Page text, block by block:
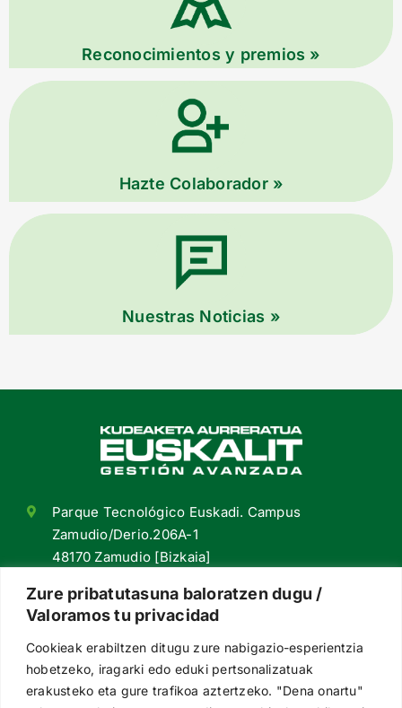
Zure pribatutasuna baloratzen dugu /
Valoramos tu privacidad
Cookieak erabiltzen ditugu zure nabigazio-esperientzia
hobetzeko, iragarki edo eduki pertsonalizatuak
erakusteko eta gure trafikoa aztertzeko. "Dena onartu"
Reconocimientos y premios »
Hazte Colaborador »
Nuestras Noticias »
Parque Tecnológico Euskadi. Campus
Zamudio/Derio.206A-1
48170 Zamudio [Bizkaia]
+34 94 420 98 55
euskalit@euskalit.net
Síguenos en redes